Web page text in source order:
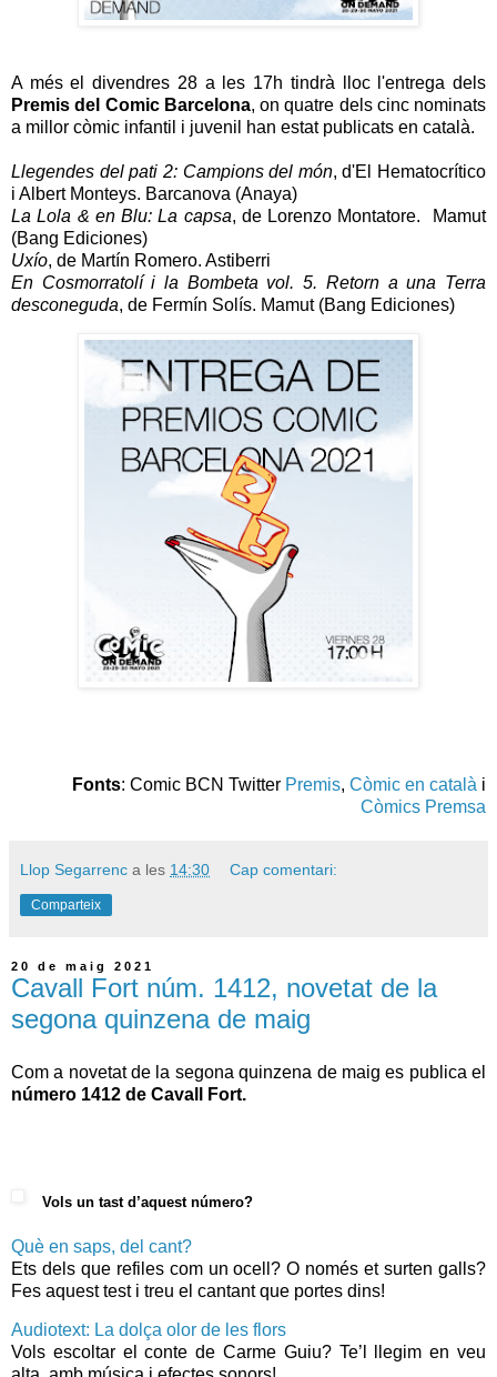
A més el divendres 28 a les 17h tindrà lloc l'entrega dels
Premis del Comic Barcelona, on quatre dels cinc nominats
a millor còmic infantil i juvenil han estat publicats en català.
Llegendes del pati 2: Campions del món, d'El Hematocrítico
i Albert Monteys. Barcanova (Anaya)
La Lola & en Blu: La capsa, de Lorenzo Montatore. Mamut
(Bang Ediciones)
Uxío, de Martín Romero. Astiberri
En Cosmorratolí i la Bombeta vol. 5. Retorn a una Terra
desconeguda, de Fermín Solís. Mamut (Bang Ediciones)
Fonts: Comic BCN Twitter Premis, Còmic en català i
Còmics Premsa
Llop Segarrenc a les 14:30 Cap comentari:
Comparteix
20 de maig 2021
Cavall Fort núm. 1412, novetat de la
segona quinzena de maig
Com a novetat de la segona quinzena de maig es publica el
número 1412 de Cavall Fort.
Vols un tast d’aquest número?
Què en saps, del cant?
Ets dels que refiles com un ocell? O només et surten galls?
Fes aquest test i treu el cantant que portes dins!
Audiotext: La dolça olor de les flors
Vols escoltar el conte de Carme Guiu? Te’l llegim en veu